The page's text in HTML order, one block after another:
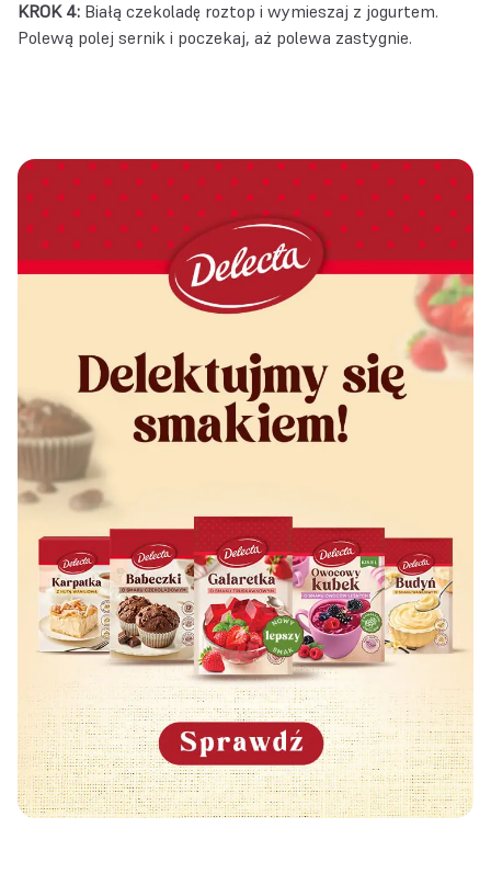
KROK 4: Białą czekoladę roztop i wymieszaj z jogurtem.
Polewą polej sernik i poczekaj, aż polewa zastygnie.